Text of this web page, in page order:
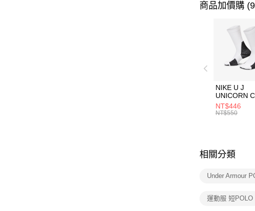
商品加價購
NIKE U J
UNICORN
1PR -160 男
統襪
NT$446
NT$550
相關分類
Under Armour
運動服 短POLO